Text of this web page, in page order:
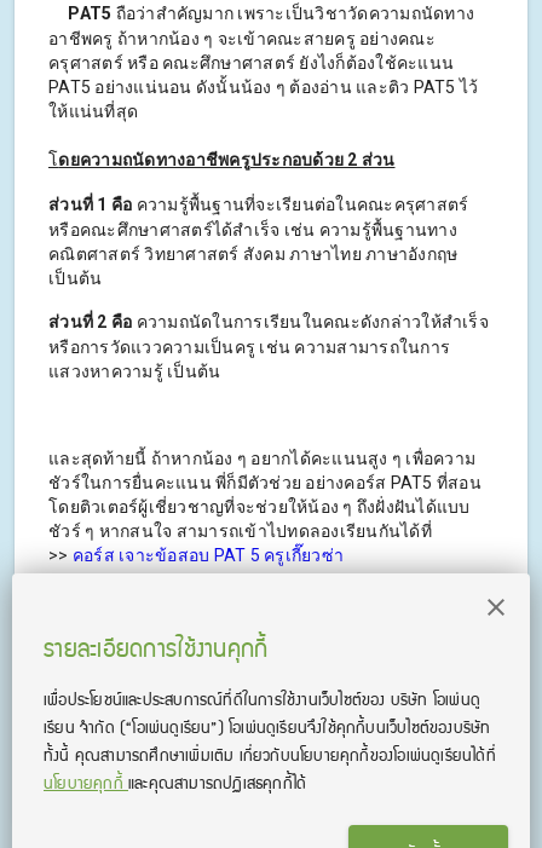
PAT5 ถือว่าสำคัญมาก เพราะเป็นวิชาวัดความถนัดทาง
อาชีพครู ถ้าหากน้อง ๆ จะเข้าคณะสายครู อย่างคณะ
ครุศาสตร์ หรือ คณะศึกษาศาสตร์ ยังไงก็ต้องใช้คะแนน
PAT5 อย่างแน่นอน ดังนั้นน้อง ๆ ต้องอ่าน และติว PAT5 ไว้
ให้แน่นที่สุด
โดยความถนัดทางอาชีพครูประกอบด้วย 2 ส่วน
ส่วนที่ 1 คือ ความรู้พื้นฐานที่จะเรียนต่อในคณะครุศาสตร์
หรือคณะศึกษาศาสตร์ได้สำเร็จ เช่น ความรู้พื้นฐานทาง
คณิตศาสตร์ วิทยาศาสตร์ สังคม ภาษาไทย ภาษาอังกฤษ
เป็นต้น
ส่วนที่ 2 คือ ความถนัดในการเรียนในคณะดังกล่าวให้สำเร็จ
หรือการวัดแววความเป็นครู เช่น ความสามารถในการ
แสวงหาความรู้ เป็นต้น
และสุดท้ายนี้ ถ้าหากน้อง ๆ อยากได้คะแนนสูง ๆ เพื่อความ
ชัวร์ในการยื่นคะแนน พี่ก็มีตัวช่วย อย่างคอร์ส PAT5 ที่สอน
โดยติวเตอร์ผู้เชี่ยวชาญที่จะช่วยให้น้อง ๆ ถึงฝั่งฝันได้แบบ
ชัวร์ ๆ หากสนใจ สามารถเข้าไปทดลองเรียนกันได้ที่
>> คอร์ส เจาะข้อสอบ PAT 5 ครูเกี๊ยวซ่า
และพี่ขอเป็นกำลังใจ ให้ได้เป็นครูตามที่หวัง ที่ตั้งใจกันไว้น้า
รายละเอียดการใช้งานคุกกี้
เพื่อประโยชน์และประสบการณ์ที่ดีในการใช้งานเว็บไซต์ของ บริษัท โอเพ่นดู
เรียน จํากัด (“โอเพ่นดูเรียน”)โอเพ่นดูเรียนจึงใช้คุกกี้บนเว็บไซต์ของบริษัท
ทั้งนี้ คุณสามารถศึกษาเพิ่มเติม เกี่ยวกับนโยบายคุกกี้ของโอเพ่นดูเรียนได้ที่
นโยบายคุกกี้และคุณสามารถปฏิเสธคุกกี้ได้